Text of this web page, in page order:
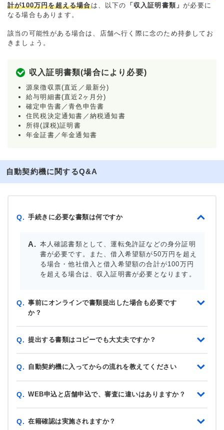
計が100万円を超える場合は、以下の 「収入証明書類」が必要に
なる場合もあります。
該当の可能性がある場合は、店舗へ行く際に念のため持参してお
きましょう。
収入証明書類(場合により必要)
源泉徴収票(直近／最新分)
給与明細書(直近2ヶ月分)
確定申告書／青色申告書
住民税決定通知書／納税通知書
所得(課税)証明書
年金証書／年金通知書
自動契約機に関するQ&A
Q. 手続きに必要な書類は何ですか
本人確認書類として、運転免許証などの身分証明
書が必要です。また、借入希望額が50万円を超え
る場合・他社借入と借入希望額の合計が100万円
を超える場合は、収入証明書が必要となります。
Q. 事前にオンラインで書類提出した場合も必要です
か？
Q. 提出する書類はコピーでも大丈夫ですか？
Q. 自動契約機に入ってからの流れを教えてください
Q. WEB申込と店舗申込で、審査に違いはありますか？
Q. 在籍確認は実施されますか？